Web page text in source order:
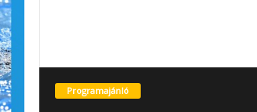
Programajánló